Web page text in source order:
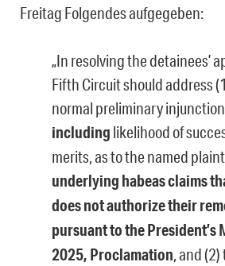
Freitag Folgendes aufgegeben:
„In resolving the detainees’
Fifth Circuit should address
normal preliminary
including likelihood of
merits, as to the named
underlying habeas claims
does not authorize their
pursuant to the President’s
2025, Proclamation, and